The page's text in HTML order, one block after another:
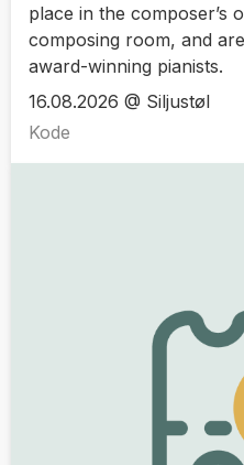
place in the composer’s
composing room, and
award-winning pianists.
16.08.2026 @ Siljustøl
Kode